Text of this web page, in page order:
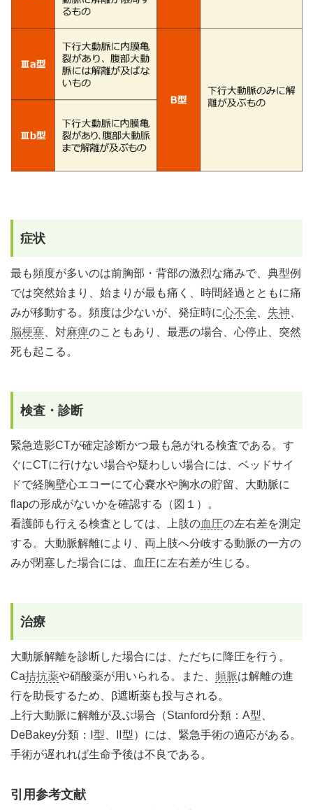
症状
最も頻度が多いのは前胸部・背部の激烈な痛みで、典型例
では突然始まり、始まりが最も痛く、時間経過とともに痛
みが移動する。頻度は少ないが、発症時に心不全 失神
脳梗塞 、対麻痺のこともあり、最悪の場合、心停止、突然
死も起こる。
検査・診断
緊急造影CTが確定診断かつ最も急がれる検査である。す
ぐにCTに行けない場合や疑わしい場合には、ベッドサイ
ドで経胸壁心エコーにて心嚢水や胸水の貯留、大動脈に
flapの形成がないかを確認する（図１）。
看護師も行える検査としては、上肢の血圧の左右差を測定
する。大動脈解離により、両上肢へ分岐する動脈の一方の
みが閉塞した場合には、血圧に左右差が生じる。
治療
大動脈解離を診断した場合には、ただちに降圧を行う。
Ca拮抗薬や硝酸薬が用いられる。また、 頻脈は解離の進
行を助長するため、β遮断薬も投与される。
上行大動脈に解離が及ぶ場合（Stanford分類：A型、
DeBakey分類：Ⅰ型、Ⅱ型）には、緊急手術の適応がある。
手術が遅れれば生命予後は不良である。
引用参考文献